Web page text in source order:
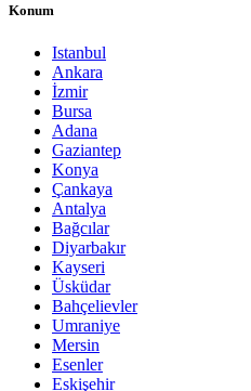
Konum
Istanbul
Ankara
İzmir
Bursa
Adana
Gaziantep
Konya
Çankaya
Antalya
Bağcılar
Diyarbakır
Kayseri
Üsküdar
Bahçelievler
Umraniye
Mersin
Esenler
Eskişehir